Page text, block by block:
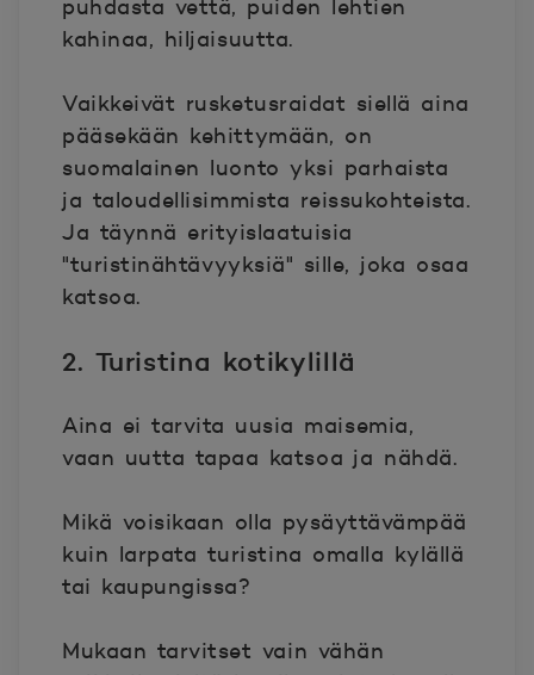
puhdasta vettä, puiden lehtien
kahinaa, hiljaisuutta.
Vaikkeivät rusketusraidat siellä aina
pääsekään kehittymään, on
suomalainen luonto yksi parhaista
ja taloudellisimmista reissukohteista.
Ja täynnä erityislaatuisia
"turistinähtävyyksiä" sille, joka osaa
katsoa.
2. Turistina kotikylillä
Aina ei tarvita uusia maisemia,
vaan uutta tapaa katsoa ja nähdä.
Mikä voisikaan olla pysäyttävämpää
kuin larpata turistina omalla kylällä
tai kaupungissa?
Mukaan tarvitset vain vähän